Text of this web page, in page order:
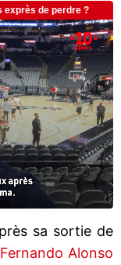
sa sortie de
Fernando Alonso